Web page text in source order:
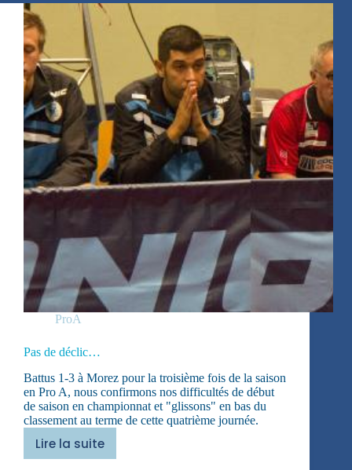
ProA
Pas de déclic…
Battus 1-3 à Morez pour la troisième fois de la saison
en Pro A, nous confirmons nos difficultés de début
de saison en championnat et "glissons" en bas du
classement au terme de cette quatrième journée.
Lire la suite
Pas